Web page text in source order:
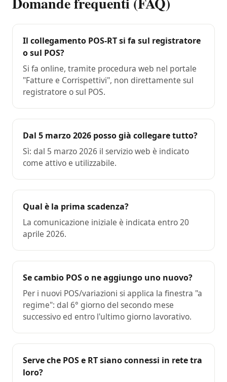
Il collegamento POS-RT si fa sul registratore
o sul POS?
Si fa online, tramite procedura web nel portale
"Fatture e Corrispettivi", non direttamente sul
registratore o sul POS.
Dal 5 marzo 2026 posso già collegare tutto?
Sì: dal 5 marzo 2026 il servizio web è indicato
come attivo e utilizzabile.
Qual è la prima scadenza?
La comunicazione iniziale è indicata entro 20
aprile 2026.
Se cambio POS o ne aggiungo uno nuovo?
Per i nuovi POS/variazioni si applica la finestra "a
regime": dal 6° giorno del secondo mese
successivo ed entro l'ultimo giorno lavorativo.
Serve che POS e RT siano connessi in rete tra
loro?